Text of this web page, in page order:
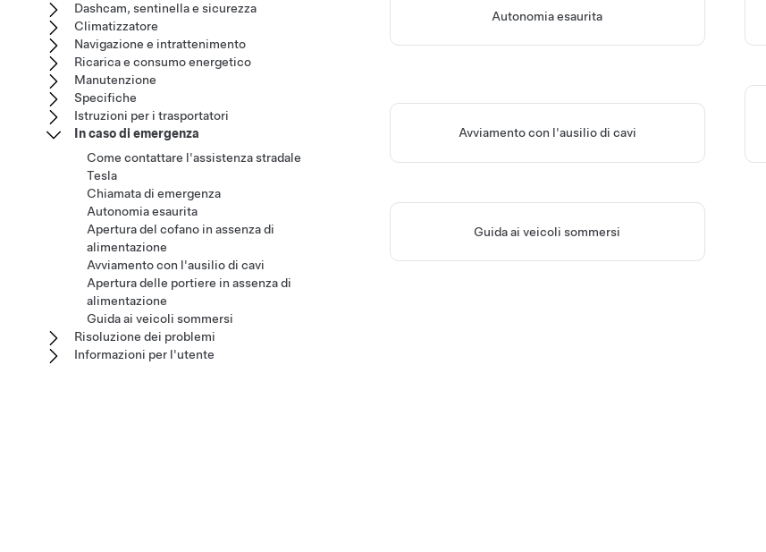
Autonomia esaurita
Avviamento con l'ausilio di cavi
Guida ai veicoli sommersi
Dashcam, sentinella e sicurezza
Climatizzatore
Navigazione e intrattenimento
Ricarica e consumo energetico
Manutenzione
Specifiche
Istruzioni per i trasportatori
In caso di emergenza
Come contattare l'assistenza stradale
Tesla
Chiamata di emergenza
Autonomia esaurita
Apertura del cofano in assenza di
alimentazione
Avviamento con l'ausilio di cavi
Apertura delle portiere in assenza di
alimentazione
Guida ai veicoli sommersi
Risoluzione dei problemi
Informazioni per l'utente